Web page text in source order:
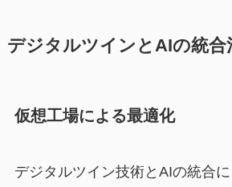
デジタルツインとAIの統合
仮想工場による最適化
デジタルツイン技術とAIの統合